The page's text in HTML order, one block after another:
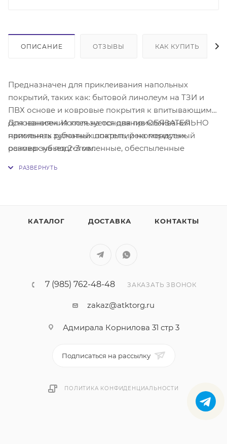
ОПИСАНИЕ ОТЗЫВЫ КАК КУПИТЬ
Предназначен для приклеивания напольных
покрытий, таких как: бытовой линолеум на ТЗИ и
ПВХ основе и ковровые покрытия к впитывающим
основаниям. Используется для приклеивания
напольных рулонных покрытий на пористых
основах на подготовленные, обеспыленные
Для нанесения клея на основание ОБЯЗАТЕЛЬНО
применять зубчатый шпатель, рекомендуемый
размер зубьев 2-3 мм.
КАТАЛОГ ДОСТАВКА КОНТАКТЫ
7 (985) 762-48-48 ЗАКАЗАТЬ ЗВОНОК
zakaz@atktorg.ru
Адмирала Корнилова 31 стр 3
Подписаться на рассылку
ПОЛИТИКА КОНФИДЕНЦИАЛЬНОСТИ